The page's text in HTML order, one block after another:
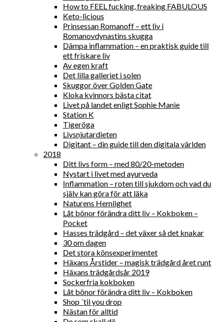
How to FEEL fucking, freaking FABULOUS
Keto-licious
Prinsessan Romanoff – ett liv i
Romanovdynastins skugga
Dämpa inflammation – en praktisk guide till
ett friskare liv
Av egen kraft
Det lilla galleriet i solen
Skuggor över Golden Gate
Kloka kvinnors bästa citat
Livet på landet enligt Sophie Manie
Station K
Tigeröga
Livsnjutardieten
Digitant – din guide till den digitala världen
2018
Ditt livs form – med 80/20-metoden
Nystart i livet med ayurveda
Inflammation – roten till sjukdom och vad du
själv kan göra för att läka
Naturens Hemlighet
Låt bönor förändra ditt liv – Kokboken –
Pocket
Hasses trädgård – det växer så det knakar
30 om dagen
Det stora könsexperimentet
Häxans Årstider – magisk trädgård året runt
Häxans trädgårdsår 2019
Sockerfria kokboken
Låt bönor förändra ditt liv – Kokboken
Shop ´til you drop
Nästan för alltid